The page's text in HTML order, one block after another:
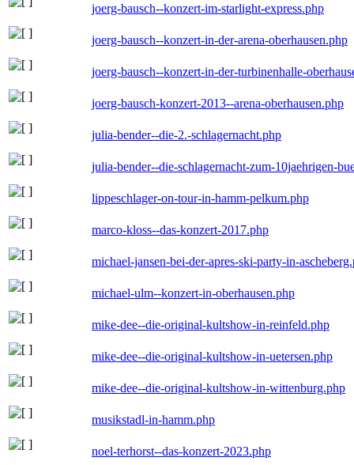
joerg-bausch--konzert-im-starlight-express.php
joerg-bausch--konzert-in-der-arena-oberhausen.php
joerg-bausch--konzert-in-der-turbinenhalle-
joerg-bausch-konzert-2013--arena-oberhausen.php
julia-bender--die-2.-schlagernacht.php
julia-bender--die-schlagernacht-zum-10jaehrigen-
lippeschlager-on-tour-in-hamm-pelkum.php
marco-kloss--das-konzert-2017.php
michael-jansen-bei-der-apres-ski-party-in-
michael-ulm--konzert-in-oberhausen.php
mike-dee--die-original-kultshow-in-reinfeld.php
mike-dee--die-original-kultshow-in-uetersen.php
mike-dee--die-original-kultshow-in-wittenburg.php
musikstadl-in-hamm.php
noel-terhorst--das-konzert-2023.php